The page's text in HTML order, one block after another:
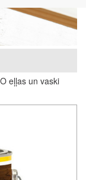
eļļas un vaski